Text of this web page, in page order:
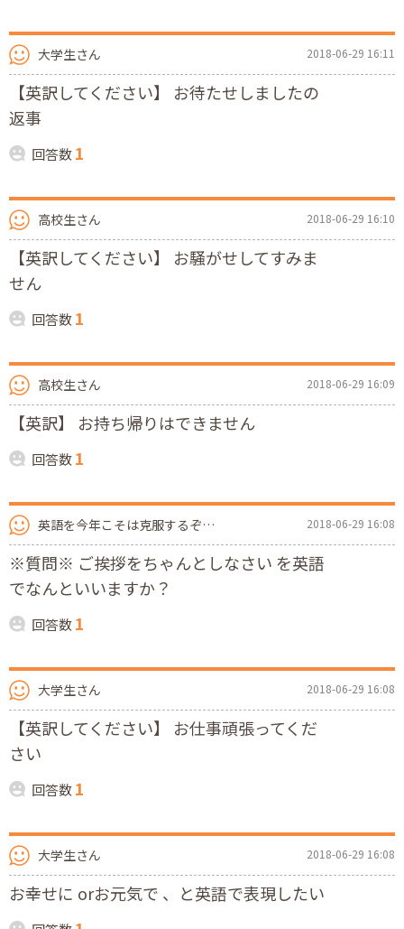
大学生さん 2018-06-29 16:11
【英訳してください】 お待たせしましたの
返事
回答数1
高校生さん 2018-06-29 16:10
【英訳してください】 お騒がせしてすみま
せん
回答数1
高校生さん 2018-06-29 16:09
【英訳】 お持ち帰りはできません
回答数1
英語を今年こそは克服するぞさん 2018-06-29 16:08
※質問※ ご挨拶をちゃんとしなさい を英語
でなんといいますか？
回答数1
大学生さん 2018-06-29 16:08
【英訳してください】 お仕事頑張ってくだ
さい
回答数1
大学生さん 2018-06-29 16:08
お幸せに orお元気で 、と英語で表現したい